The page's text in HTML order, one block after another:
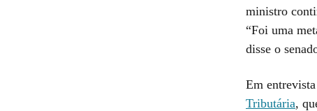
ministro
“Foi uma
disse o
Em
Tributária,